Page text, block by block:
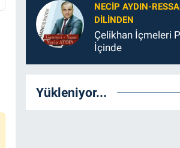
NECIP AYDIN-
DILINDEN
Çelikhan İçmeleri
İçinde
Yükleniyor...